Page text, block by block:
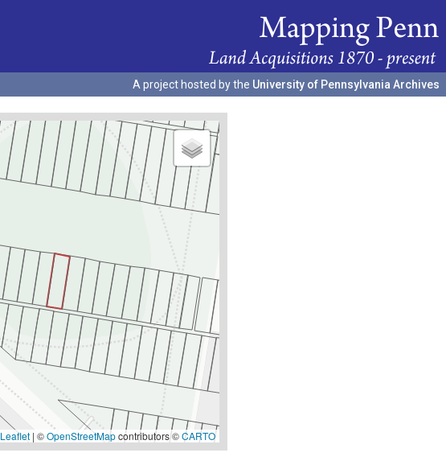
A project hosted by the University of Pennsylvania Archives
Leaflet | ©OpenStreetMapcontributors ©CARTO